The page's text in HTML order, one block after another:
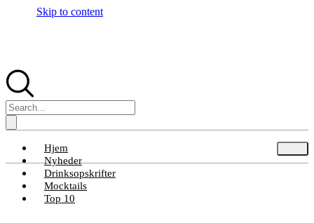
Skip to content
Hjem
Nyheder
Drinksopskrifter
Mocktails
Top 10